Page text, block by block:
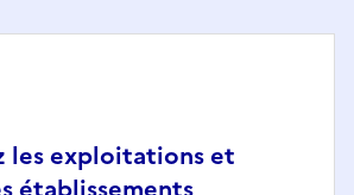
les exploitations et